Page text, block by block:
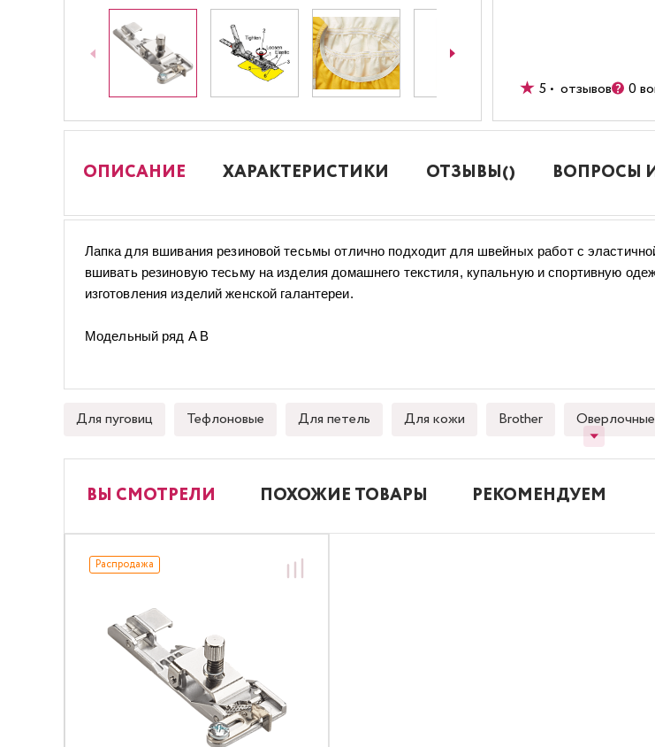
5 • отзывов 0
ОПИСАНИЕ ХАРАКТЕРИСТИКИ ОТЗЫВЫ() ВОПРОСЫ
Лапка для вшивания резиновой тесьмы отлично подходит для швейных работ с
вшивать резиновую тесьму на изделия домашнего текстиля, купальную и спортивную
изготовления изделий женской галантереи.
Модельный ряд A B
Для пуговиц Тефлоновые Для петель Для кожи Brother Оверлочные
ВЫ СМОТРЕЛИ ПОХОЖИЕ ТОВАРЫ РЕКОМЕНДУЕМ
Распродажа